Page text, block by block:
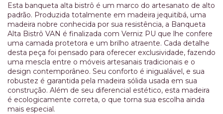
Esta banqueta alta bistrô é um marco do artesanato de alto
padrão. Produzida totalmente em madeira jequitibá, uma
madeira nobre conhecida por sua resistência, a Banqueta
Alta Bistrô VAN é finalizada com Verniz PU que lhe confere
uma camada protetora e um brilho atraente. Cada detalhe
desta peça foi pensado para oferecer exclusividade, fazendo
uma mescla entre o móveis artesanais tradicionais e o
design contemporâneo. Seu conforto é inigualável, e sua
robustez é garantida pela madeira sólida usada em sua
construção. Além de seu diferencial estético, esta madeira
é ecologicamente correta, o que torna sua escolha ainda
mais especial.